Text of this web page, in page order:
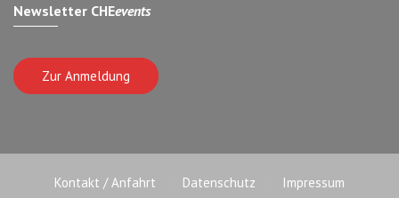
Newsletter CHEevents
Zur Anmeldung
Kontakt / Anfahrt Datenschutz Impressum